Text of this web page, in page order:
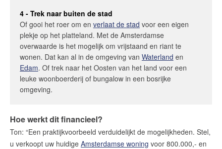
4 - Trek naar buiten de stad
Of gooi het roer om en verlaat de stad voor een eigen
plekje op het platteland. Met de Amsterdamse
overwaarde is het mogelijk om vrijstaand en riant te
wonen. Dat kan al in de omgeving van Waterland en
Edam. Of trek naar het Oosten van het land voor een
leuke woonboerderij of bungalow in een bosrijke
omgeving.
Hoe werkt dit financieel?
Ton: “Een praktijkvoorbeeld verduidelijkt de mogelijkheden. Stel,
u verkoopt uw huidige Amsterdamse woning voor 800.000,- en